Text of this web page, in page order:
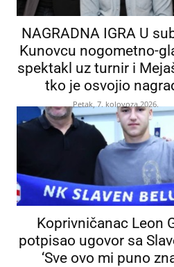
NAGRADNA IGRA U
Kunovcu nogometno-
spektakl uz turnir i
tko je osvojio
Petak, 7. kolovoza 2026.
Koprivničanac Leon
potpisao ugovor sa
‘Sve ovo mi puno